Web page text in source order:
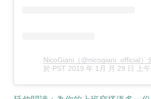
NicoGiani（@nicogiani_official）
於 PST 2019 年 1月 月 29 日 上